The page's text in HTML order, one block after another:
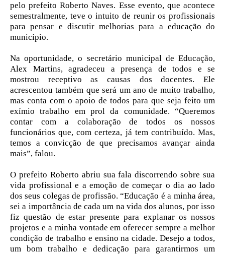
pelo prefeito Roberto Naves. Esse evento, que acontece
semestralmente, teve o intuito de reunir os profissionais
para pensar e discutir melhorias para a educação do
município.
Na oportunidade, o secretário municipal de Educação,
Alex Martins, agradeceu a presença de todos e se
mostrou receptivo as causas dos docentes. Ele
acrescentou também que será um ano de muito trabalho,
mas conta com o apoio de todos para que seja feito um
exímio trabalho em prol da comunidade. “Queremos
contar com a colaboração de todos os nossos
funcionários que, com certeza, já tem contribuído. Mas,
temos a convicção de que precisamos avançar ainda
mais”, falou.
O prefeito Roberto abriu sua fala discorrendo sobre sua
vida profissional e a emoção de começar o dia ao lado
dos seus colegas de profissão. “Educação é a minha área,
sei a importância de cada um na vida dos alunos, por isso
fiz questão de estar presente para explanar os nossos
projetos e a minha vontade em oferecer sempre a melhor
condição de trabalho e ensino na cidade. Desejo a todos,
um bom trabalho e dedicação para garantirmos um